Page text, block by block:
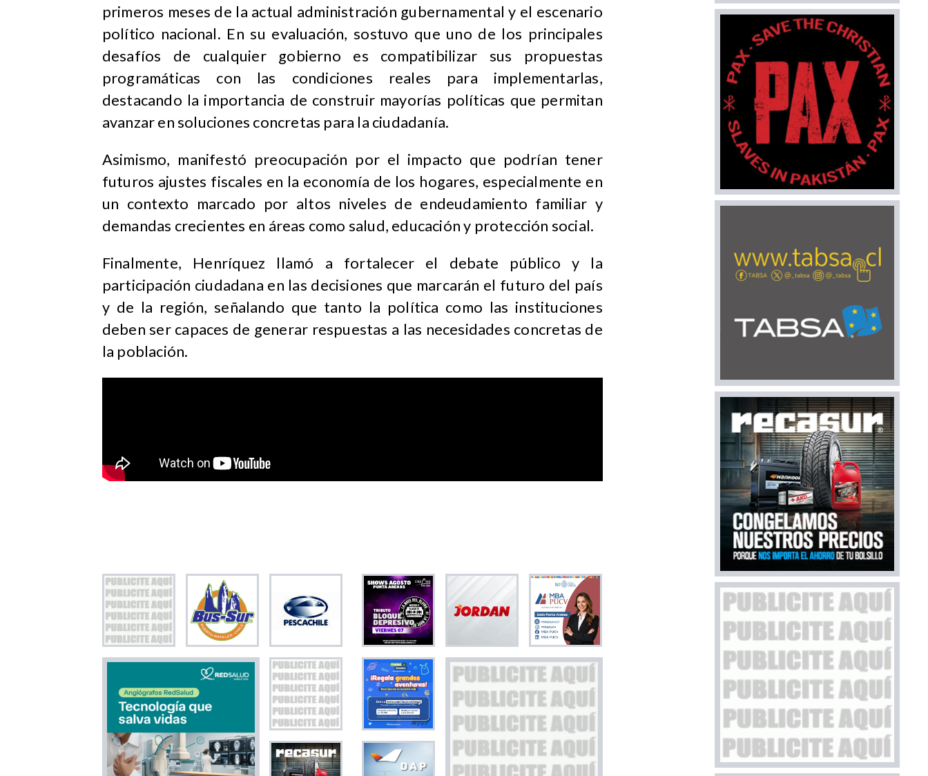
primeros meses de la actual administración gubernamental y el escenario
político nacional. En su evaluación, sostuvo que uno de los principales
desafíos de cualquier gobierno es compatibilizar sus propuestas
programáticas con las condiciones reales para implementarlas,
destacando la importancia de construir mayorías políticas que permitan
avanzar en soluciones concretas para la ciudadanía.
Asimismo, manifestó preocupación por el impacto que podrían tener
futuros ajustes fiscales en la economía de los hogares, especialmente en
un contexto marcado por altos niveles de endeudamiento familiar y
demandas crecientes en áreas como salud, educación y protección social.
Finalmente, Henríquez llamó a fortalecer el debate público y la
participación ciudadana en las decisiones que marcarán el futuro del país
y de la región, señalando que tanto la política como las instituciones
deben ser capaces de generar respuestas a las necesidades concretas de
la población.